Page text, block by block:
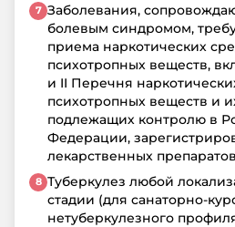
Заболевания,
болевым синдромом,
приема наркотических
психотропных веществ,
и II Перечня
психотропных веществ и
подлежащих контролю в
Федерации,
лекарственных препаратов
Туберкулез любой
стадии (для санаторно-
нетуберкулезного